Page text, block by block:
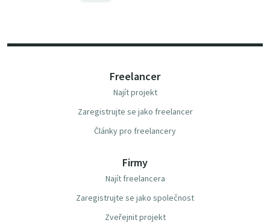
Freelancer
Najít projekt
Zaregistrujte se jako freelancer
Články pro freelancery
Firmy
Najít freelancera
Zaregistrujte se jako společnost
Zveřejnit projekt